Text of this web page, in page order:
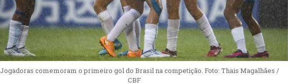
Jogadoras comemoram o primeiro gol do Brasil na competição. Foto: Thais Magalhães /
CBF